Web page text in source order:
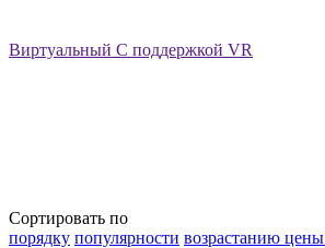
Виртуальный С поддержкой VR
Сортировать по
порядку популярности возрастанию цены